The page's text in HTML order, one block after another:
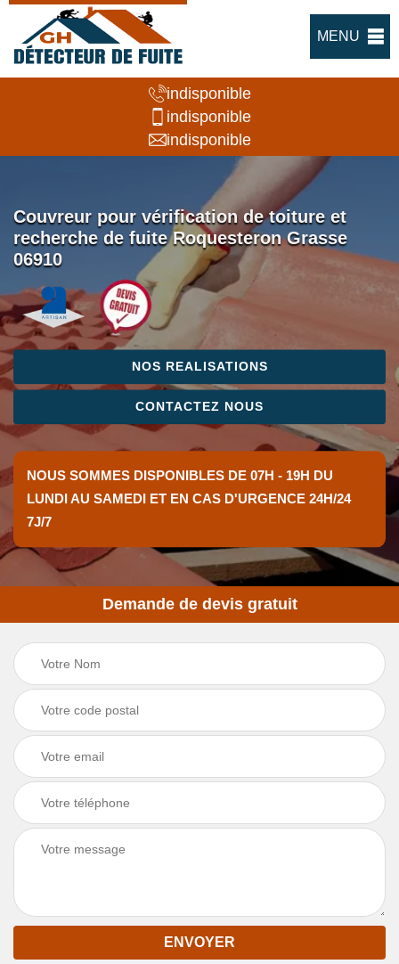
MENU
indisponible
indisponible
indisponible
Couvreur pour vérification de toiture et
recherche de fuite Roquesteron Grasse
06910
NOS REALISATIONS
CONTACTEZ NOUS
NOUS SOMMES DISPONIBLES DE 07H - 19H DU
LUNDI AU SAMEDI ET EN CAS D'URGENCE 24H/24
7J/7
Demande de devis gratuit